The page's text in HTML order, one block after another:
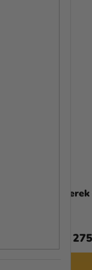
14